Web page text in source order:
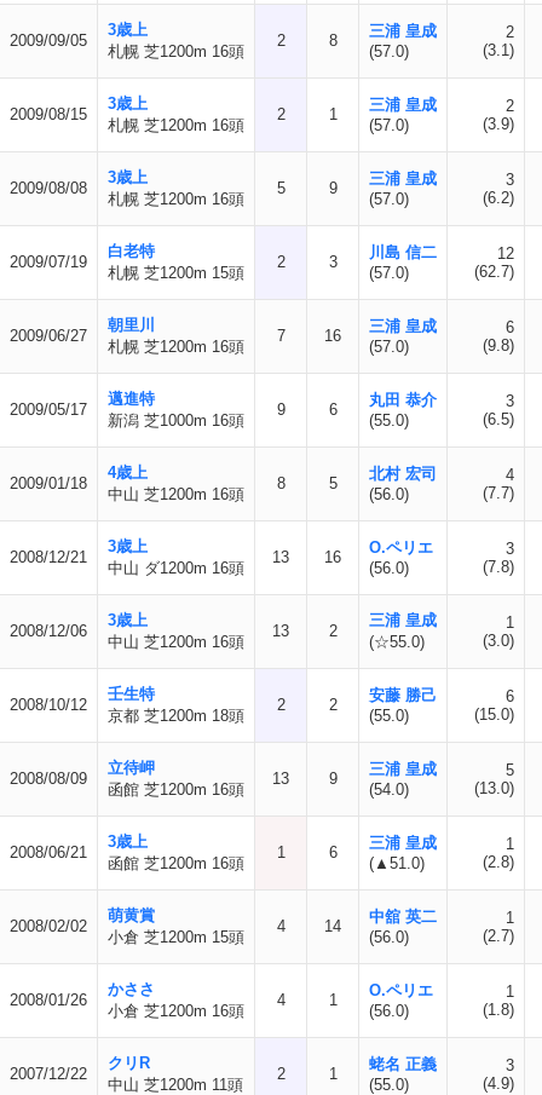
2009/09/05
3歳上
札幌 芝1200m 16頭
2 8
三浦 皇成
(57.0)
2
(3.1)
2009/08/15
3歳上
札幌 芝1200m 16頭
2 1
三浦 皇成
(57.0)
2
(3.9)
2009/08/08
3歳上
札幌 芝1200m 16頭
5 9
三浦 皇成
(57.0)
3
(6.2)
2009/07/19
白老特
札幌 芝1200m 15頭
2 3
川島 信二
(57.0)
12
(62.7)
2009/06/27
朝里川
札幌 芝1200m 16頭
7 16
三浦 皇成
(57.0)
6
(9.8)
2009/05/17
邁進特
新潟 芝1000m 16頭
9 6
丸田 恭介
(55.0)
3
(6.5)
2009/01/18
4歳上
中山 芝1200m 16頭
8 5
北村 宏司
(56.0)
4
(7.7)
2008/12/21
3歳上
中山 ダ1200m 16頭
13 16
O.ペリエ
(56.0)
3
(7.8)
2008/12/06
3歳上
中山 芝1200m 16頭
13 2
三浦 皇成
(☆55.0)
1
(3.0)
2008/10/12
壬生特
京都 芝1200m 18頭
2 2
安藤 勝己
(55.0)
6
(15.0)
2008/08/09
立待岬
函館 芝1200m 16頭
13 9
三浦 皇成
(54.0)
5
(13.0)
2008/06/21
3歳上
函館 芝1200m 16頭
1 6
三浦 皇成
(▲51.0)
1
(2.8)
2008/02/02
萌黄賞
小倉 芝1200m 15頭
4 14
中舘 英二
(56.0)
1
(2.7)
2008/01/26
かささ
小倉 芝1200m 16頭
4 1
O.ペリエ
(56.0)
1
(1.8)
2007/12/22
クリR
中山 芝1200m 11頭
2 1
蛯名 正義
(55.0)
3
(4.9)